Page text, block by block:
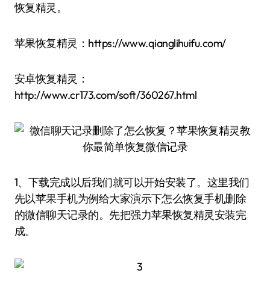
恢复精灵。
苹果恢复精灵：https://www.qianglihuifu.com/
安卓恢复精灵：
http://www.cr173.com/soft/360267.html
1、下载完成以后我们就可以开始安装了。这里我们
先以苹果手机为例给大家演示下怎么恢复手机删除
的微信聊天记录的。先把强力苹果恢复精灵安装完
成。